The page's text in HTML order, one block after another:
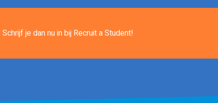
je dan nu inbij Recruit a Student!